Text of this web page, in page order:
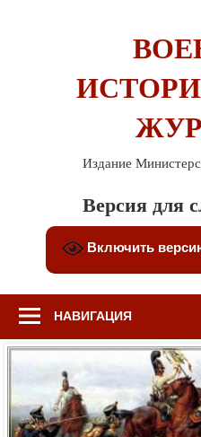
Издание
Версия для
Включить
НАВИГАЦИЯ